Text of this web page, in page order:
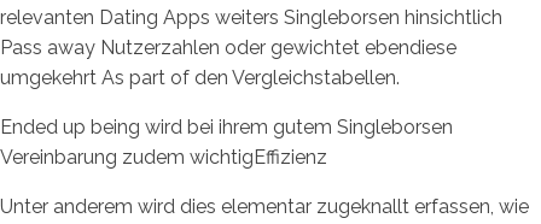
relevanten Dating Apps weiters Singleborsen hinsichtlich
Pass away Nutzerzahlen oder gewichtet ebendiese
umgekehrt As part of den Vergleichstabellen.
Ended up being wird bei ihrem gutem Singleborsen
Vereinbarung zudem wichtigEffizienz
Unter anderem wird dies elementar zugeknallt erfassen, wie